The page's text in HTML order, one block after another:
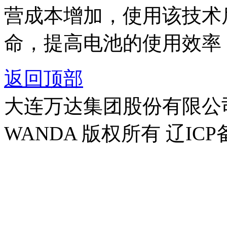
营成本增加，使用该技
命，提高电池的使用效
返回顶部
大连万达集团股份有限
WANDA 版权所有 辽ICP